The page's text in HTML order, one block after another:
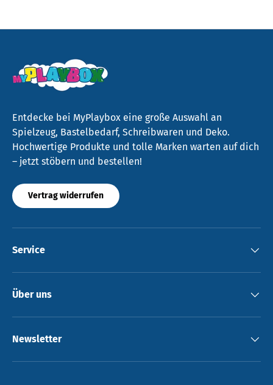
Entdecke bei MyPlaybox eine große Auswahl an
Spielzeug, Bastelbedarf, Schreibwaren und Deko.
Hochwertige Produkte und tolle Marken warten auf dich
– jetzt stöbern und bestellen!
Vertrag widerrufen
Service
Über uns
Newsletter